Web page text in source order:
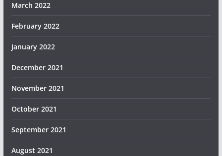
March 2022
February 2022
January 2022
December 2021
November 2021
October 2021
September 2021
August 2021